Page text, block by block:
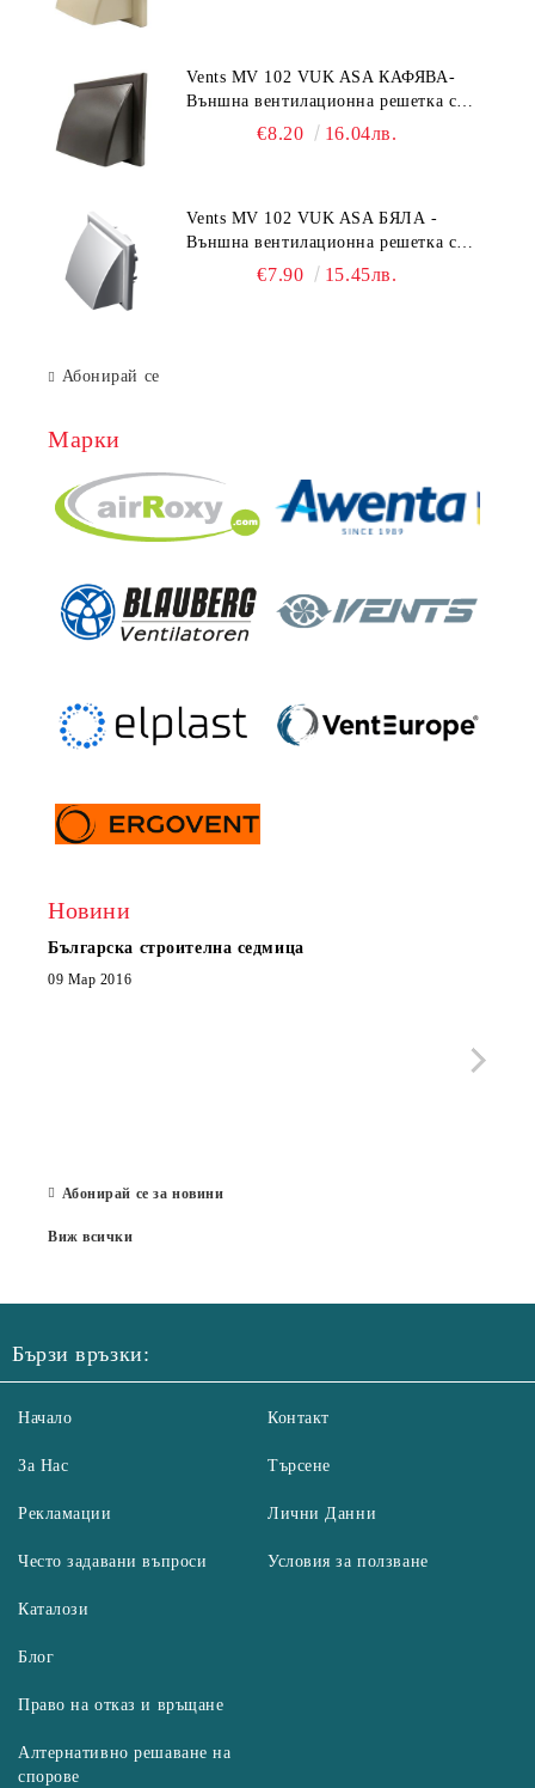
Vents MV 102 VUK ASA КАФЯВА-
Външна вентилационна решетка с
гравитачна клапа Ø 100, Ø 125,
€8.20 16.04лв.
Vents MV 102 VUK ASA БЯЛА -
Външна вентилационна решетка с
гравитачна клапа Ø 100, Ø 125,
€7.90 15.45лв.
Абонирай се
Марки
Новини
Българска строителна седмица
09 Мар 2016
Абонирай се за новини
Виж всички
Бързи връзки:
Начало
За Нас
Рекламации
Често задавани въпроси
Контакт
Търсене
Лични Данни
Условия за ползване
Каталози
Блог
Право на отказ и връщане
Алтернативно решаване на
спорове